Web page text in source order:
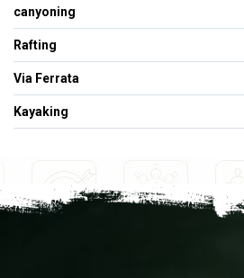
canyoning
Rafting
Via Ferrata
Kayaking